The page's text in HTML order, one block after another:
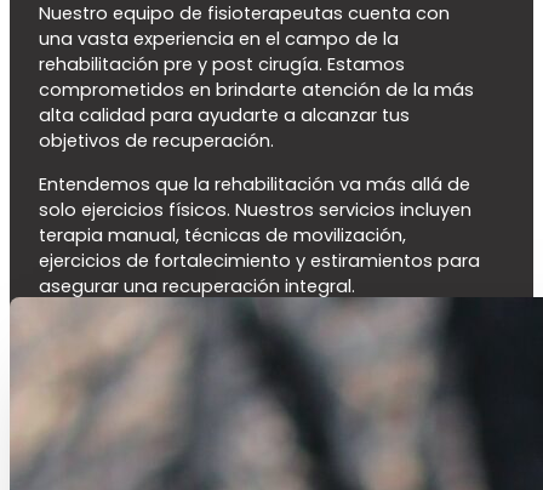
Nuestro equipo de fisioterapeutas cuenta con
una vasta experiencia en el campo de la
rehabilitación pre y post cirugía. Estamos
comprometidos en brindarte atención de la más
alta calidad para ayudarte a alcanzar tus
objetivos de recuperación.
Entendemos que la rehabilitación va más allá de
solo ejercicios físicos. Nuestros servicios incluyen
terapia manual, técnicas de movilización,
ejercicios de fortalecimiento y estiramientos para
asegurar una recuperación integral.